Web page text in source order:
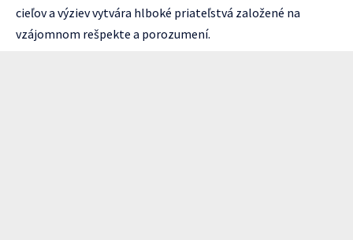
cieľov a výziev vytvára hlboké priateľstvá založené na
vzájomnom rešpekte a porozumení.